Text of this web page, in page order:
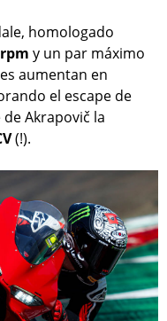
homologado
y un par máximo
aumentan en
el escape de
Akrapovič la
(!).